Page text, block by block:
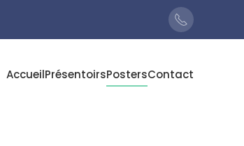
AccueilPrésentoirsPostersContact